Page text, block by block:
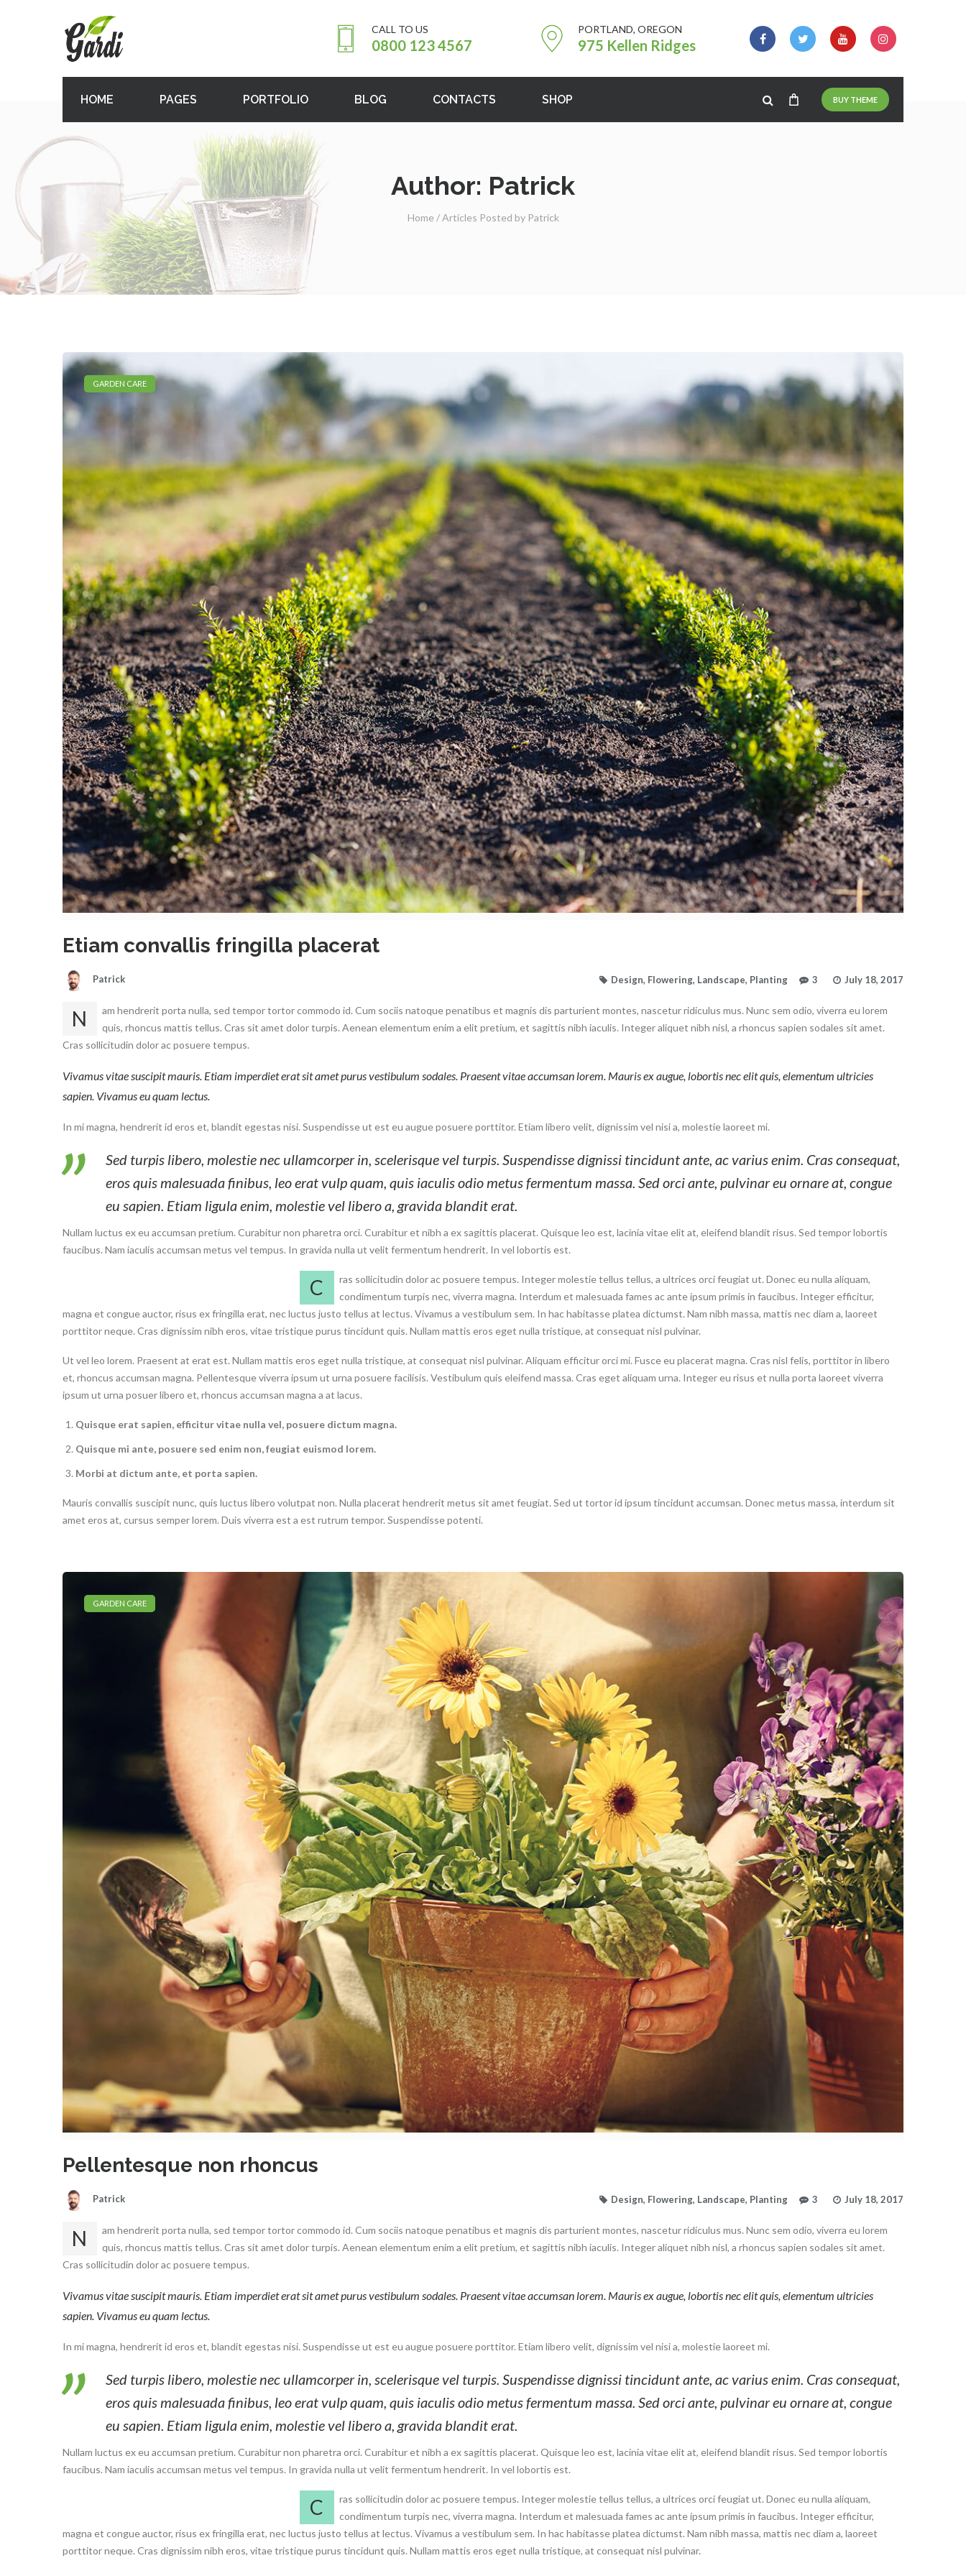
CALL TO US
0800 123 4567
PORTLAND, OREGON
975 Kellen Ridges
HOME PAGES PORTFOLIO BLOG CONTACTS SHOP BUY THEME
Author: Patrick
Home / Articles Posted by Patrick
GARDEN CARE
Etiam convallis fringilla placerat
Patrick Design, Flowering, Landscape, Planting 3 July 18, 2017
N
am hendrerit porta nulla, sed tempor tortor commodo id. Cum sociis natoque penatibus et magnis dis parturient montes, nascetur ridiculus mus. Nunc sem odio, viverra eu lorem
quis, rhoncus mattis tellus. Cras sit amet dolor turpis. Aenean elementum enim a elit pretium, et sagittis nibh iaculis. Integer aliquet nibh nisl, a rhoncus sapien sodales sit amet.
Cras sollicitudin dolor ac posuere tempus.
Vivamus vitae suscipit mauris. Etiam imperdiet erat sit amet purus vestibulum sodales. Praesent vitae accumsan lorem. Mauris ex augue, lobortis nec elit quis, elementum ultricies
sapien. Vivamus eu quam lectus.
In mi magna, hendrerit id eros et, blandit egestas nisi. Suspendisse ut est eu augue posuere porttitor. Etiam libero velit, dignissim vel nisi a, molestie laoreet mi.
Sed turpis libero, molestie nec ullamcorper in, scelerisque vel turpis. Suspendisse dignissi tincidunt ante, ac varius enim. Cras consequat,
eros quis malesuada finibus, leo erat vulp quam, quis iaculis odio metus fermentum massa. Sed orci ante, pulvinar eu ornare at, congue
eu sapien. Etiam ligula enim, molestie vel libero a, gravida blandit erat.
Nullam luctus ex eu accumsan pretium. Curabitur non pharetra orci. Curabitur et nibh a ex sagittis placerat. Quisque leo est, lacinia vitae elit at, eleifend blandit risus. Sed tempor lobortis
faucibus. Nam iaculis accumsan metus vel tempus. In gravida nulla ut velit fermentum hendrerit. In vel lobortis est.
C
ras sollicitudin dolor ac posuere tempus. Integer molestie tellus tellus, a ultrices orci feugiat ut. Donec eu nulla aliquam,
condimentum turpis nec, viverra magna. Interdum et malesuada fames ac ante ipsum primis in faucibus. Integer efficitur,
magna et congue auctor, risus ex fringilla erat, nec luctus justo tellus at lectus. Vivamus a vestibulum sem. In hac habitasse platea dictumst. Nam nibh massa, mattis nec diam a, laoreet
porttitor neque. Cras dignissim nibh eros, vitae tristique purus tincidunt quis. Nullam mattis eros eget nulla tristique, at consequat nisl pulvinar.
Ut vel leo lorem. Praesent at erat est. Nullam mattis eros eget nulla tristique, at consequat nisl pulvinar. Aliquam efficitur orci mi. Fusce eu placerat magna. Cras nisl felis, porttitor in libero
et, rhoncus accumsan magna. Pellentesque viverra ipsum ut urna posuere facilisis. Vestibulum quis eleifend massa. Cras eget aliquam urna. Integer eu risus et nulla porta laoreet viverra
ipsum ut urna posuer libero et, rhoncus accumsan magna a at lacus.
Quisque erat sapien, efficitur vitae nulla vel, posuere dictum magna.
Quisque mi ante, posuere sed enim non, feugiat euismod lorem.
Morbi at dictum ante, et porta sapien.
Mauris convallis suscipit nunc, quis luctus libero volutpat non. Nulla placerat hendrerit metus sit amet feugiat. Sed ut tortor id ipsum tincidunt accumsan. Donec metus massa, interdum sit
amet eros at, cursus semper lorem. Duis viverra est a est rutrum tempor. Suspendisse potenti.
GARDEN CARE
Pellentesque non rhoncus
Patrick Design, Flowering, Landscape, Planting 3 July 18, 2017
N
am hendrerit porta nulla, sed tempor tortor commodo id. Cum sociis natoque penatibus et magnis dis parturient montes, nascetur ridiculus mus. Nunc sem odio, viverra eu lorem
quis, rhoncus mattis tellus. Cras sit amet dolor turpis. Aenean elementum enim a elit pretium, et sagittis nibh iaculis. Integer aliquet nibh nisl, a rhoncus sapien sodales sit amet.
Cras sollicitudin dolor ac posuere tempus.
Vivamus vitae suscipit mauris. Etiam imperdiet erat sit amet purus vestibulum sodales. Praesent vitae accumsan lorem. Mauris ex augue, lobortis nec elit quis, elementum ultricies
sapien. Vivamus eu quam lectus.
In mi magna, hendrerit id eros et, blandit egestas nisi. Suspendisse ut est eu augue posuere porttitor. Etiam libero velit, dignissim vel nisi a, molestie laoreet mi.
Sed turpis libero, molestie nec ullamcorper in, scelerisque vel turpis. Suspendisse dignissi tincidunt ante, ac varius enim. Cras consequat,
eros quis malesuada finibus, leo erat vulp quam, quis iaculis odio metus fermentum massa. Sed orci ante, pulvinar eu ornare at, congue
eu sapien. Etiam ligula enim, molestie vel libero a, gravida blandit erat.
Nullam luctus ex eu accumsan pretium. Curabitur non pharetra orci. Curabitur et nibh a ex sagittis placerat. Quisque leo est, lacinia vitae elit at, eleifend blandit risus. Sed tempor lobortis
faucibus. Nam iaculis accumsan metus vel tempus. In gravida nulla ut velit fermentum hendrerit. In vel lobortis est.
C
ras sollicitudin dolor ac posuere tempus. Integer molestie tellus tellus, a ultrices orci feugiat ut. Donec eu nulla aliquam,
condimentum turpis nec, viverra magna. Interdum et malesuada fames ac ante ipsum primis in faucibus. Integer efficitur,
magna et congue auctor, risus ex fringilla erat, nec luctus justo tellus at lectus. Vivamus a vestibulum sem. In hac habitasse platea dictumst. Nam nibh massa, mattis nec diam a, laoreet
porttitor neque. Cras dignissim nibh eros, vitae tristique purus tincidunt quis. Nullam mattis eros eget nulla tristique, at consequat nisl pulvinar.